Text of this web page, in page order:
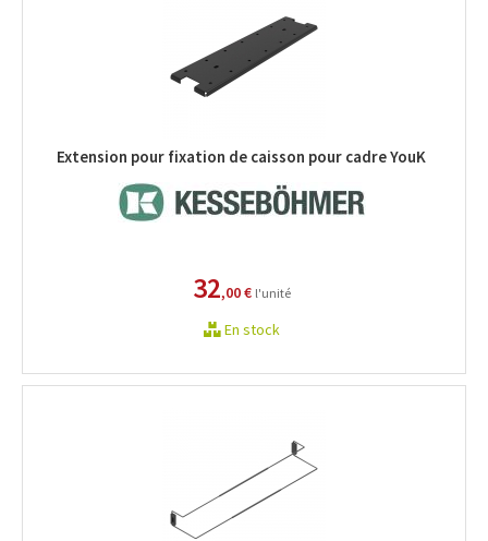
Extension pour fixation de caisson pour cadre YouK
32,00 € l'unité
En stock